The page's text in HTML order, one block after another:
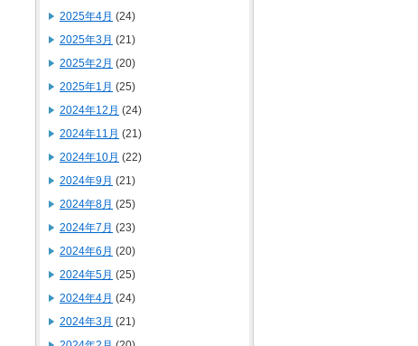
2025年4月 (24)
2025年3月 (21)
2025年2月 (20)
2025年1月 (25)
2024年12月 (24)
2024年11月 (21)
2024年10月 (22)
2024年9月 (21)
2024年8月 (25)
2024年7月 (23)
2024年6月 (20)
2024年5月 (25)
2024年4月 (24)
2024年3月 (21)